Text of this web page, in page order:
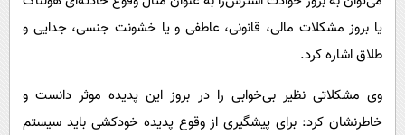
یا بروز مشکلات مالی، قانونی، عاطفی و یا خشونت جنسی، جدایی و
طلاق اشاره کرد.
وی مشکلاتی نظیر بی‌خوابی را در بروز این پدیده موثر دانست و
خاطرنشان کرد: برای پیشگیری از وقوع پدیده خودکشی باید سیستم